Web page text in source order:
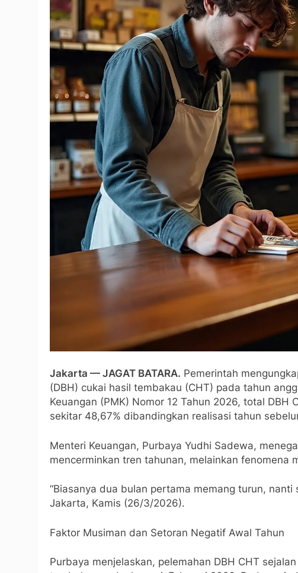
Jakarta — JAGAT BATARA. Pemerintah
(DBH) cukai hasil tembakau (CHT) pada tahun
Keuangan (PMK) Nomor 12 Tahun 2026, total
sekitar 48,67% dibandingkan realisasi tahun
Menteri Keuangan, Purbaya Yudhi Sadewa,
mencerminkan tren tahunan, melainkan fenomena
“Biasanya dua bulan pertama memang turun,
Jakarta, Kamis (26/3/2026).
Faktor Musiman dan Setoran Negatif Awal Tahun
Purbaya menjelaskan, pelemahan DBH CHT